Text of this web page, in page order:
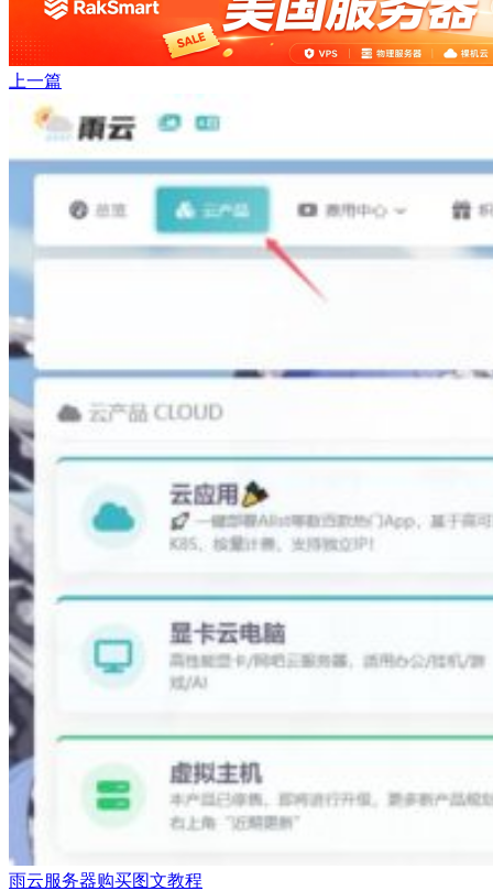
上一篇
雨云服务器购买图文教程